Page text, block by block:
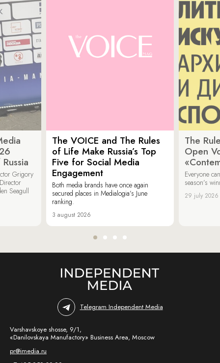
Grigory
Seagull
The VOICE and The Rules
of Life Make Russia’s Top
Five for Social Media
Engagement
Both media brands have once again
secured places in Medialogia’s June
ranking.
3 august 2026
The
Open
Everyone
season’s
29 july 2026
Telegram Independent Media
Varshavskoye shosse, 9/1,
«Danilovskaya Manufactory» Business Area, Moscow
pr@imedia.ru